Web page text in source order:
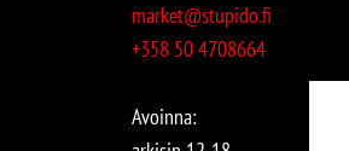
market@stupido.fi
+358 50 4708664
Avoinna: